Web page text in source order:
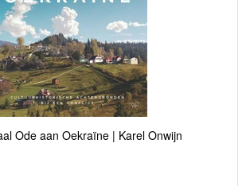
Ode aan Oekraïne | Karel Onwijn